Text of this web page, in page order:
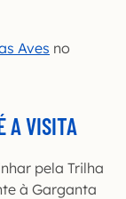
Aves no
A VISITA
pela Trilha
à Garganta